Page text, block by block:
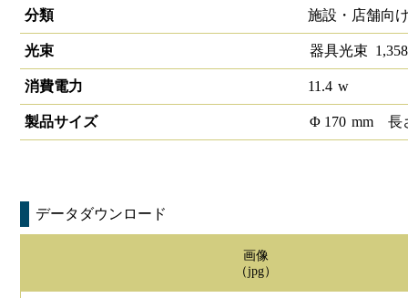
分類
施設・店舗向
光束 器具光束 1,358
消費電力 11.4 w
製品サイズ Φ 170 mm 長
データダウンロード
画像
（jpg）